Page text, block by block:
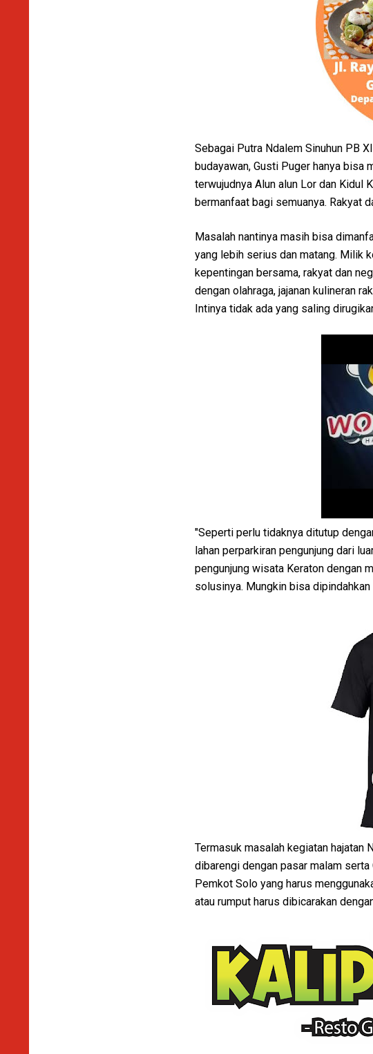
Sebagai Putra Ndalem Sinuhun PB
budayawan, Gusti Puger hanya bisa
terwujudnya Alun alun Lor dan Kidul
bermanfaat bagi semuanya. Rakyat
Masalah nantinya masih bisa
yang lebih serius dan matang. Milik
kepentingan bersama, rakyat dan
dengan olahraga, jajanan kulineran
Intinya tidak ada yang saling
"Seperti perlu tidaknya ditutup
lahan perparkiran pengunjung dari
pengunjung wisata Keraton dengan
solusinya. Mungkin bisa
Termasuk masalah kegiatan hajatan
dibarengi dengan pasar malam
Pemkot Solo yang harus
atau rumput harus dibicarakan